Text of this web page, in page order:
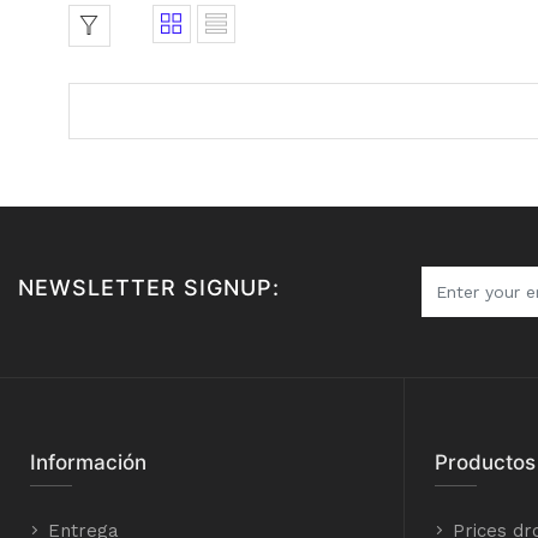
NEWSLETTER SIGNUP:
Información
Entrega
Productos
Prices